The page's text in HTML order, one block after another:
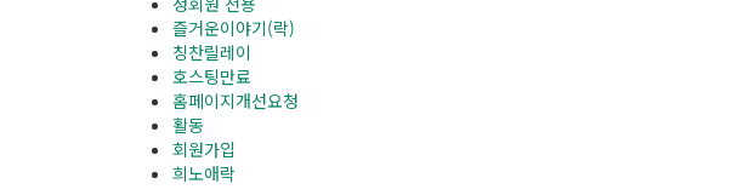
즐거운이야기(락)
칭찬릴레이
호스팅만료
홈페이지개선요청
활동
회원가입
희노애락